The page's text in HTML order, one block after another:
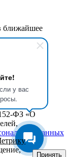
у вас
ближайшее
на
с
ФЗ «О
данных
Принять